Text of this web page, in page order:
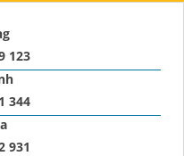
123
344
931